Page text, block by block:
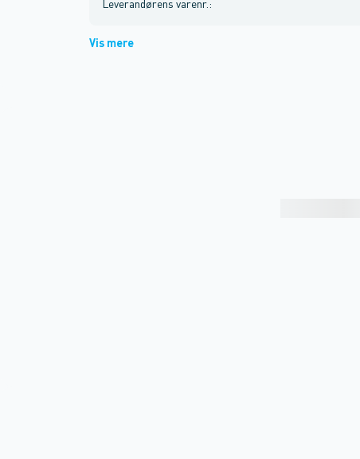
Leverandørens varenr. :
Vis mere